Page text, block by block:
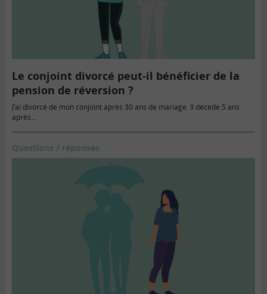
Le conjoint divorcé peut-il bénéficier de la
pension de réversion ?
J’ai divorcé de mon conjoint après 30 ans de mariage. Il décède 5 ans
après...
Questions / réponses